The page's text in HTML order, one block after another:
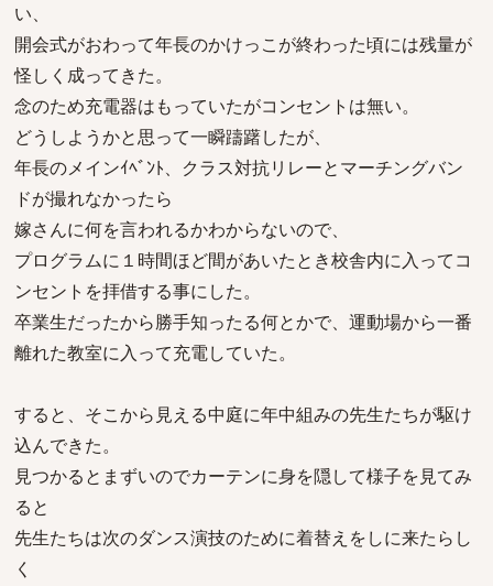
い、
開会式がおわって年長のかけっこが終わった頃には残量が
怪しく成ってきた。
念のため充電器はもっていたがコンセントは無い。
どうしようかと思って一瞬躊躇したが、
年長のメインｲﾍﾞﾝﾄ、クラス対抗リレーとマーチングバン
ドが撮れなかったら
嫁さんに何を言われるかわからないので、
プログラムに１時間ほど間があいたとき校舎内に入ってコ
ンセントを拝借する事にした。
卒業生だったから勝手知ったる何とかで、運動場から一番
離れた教室に入って充電していた。
すると、そこから見える中庭に年中組みの先生たちが駆け
込んできた。
見つかるとまずいのでカーテンに身を隠して様子を見てみ
ると
先生たちは次のダンス演技のために着替えをしに来たらし
く